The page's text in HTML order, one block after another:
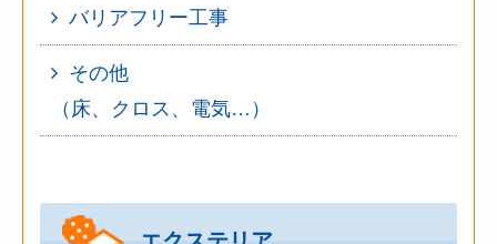
バリアフリー工事
その他
（床、クロス、電気…）